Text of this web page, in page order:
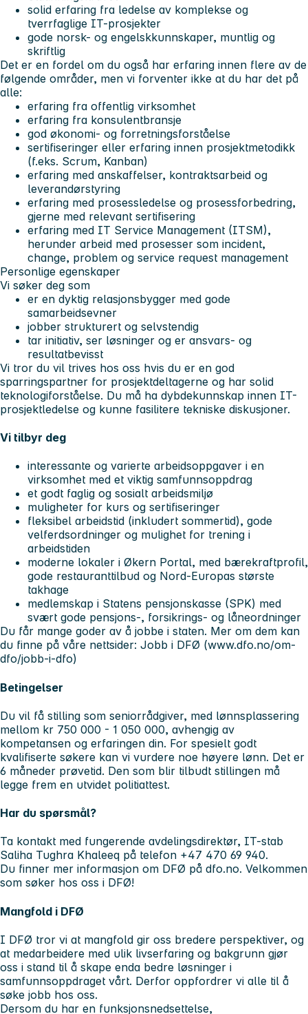
solid erfaring fra ledelse av komplekse og
tverrfaglige IT-prosjekter
gode norsk- og engelskkunnskaper, muntlig og
skriftlig
Det er en fordel om du også har erfaring innen flere av de
følgende områder, men vi forventer ikke at du har det på
alle:
erfaring fra offentlig virksomhet
erfaring fra konsulentbransje
god økonomi- og forretningsforståelse
sertifiseringer eller erfaring innen prosjektmetodikk
(f.eks. Scrum, Kanban)
erfaring med anskaffelser, kontraktsarbeid og
leverandørstyring
erfaring med prosessledelse og prosessforbedring,
gjerne med relevant sertifisering
erfaring med IT Service Management (ITSM),
herunder arbeid med prosesser som incident,
change, problem og service request management
Personlige egenskaper
Vi søker deg som
er en dyktig relasjonsbygger med gode
samarbeidsevner
jobber strukturert og selvstendig
tar initiativ, ser løsninger og er ansvars- og
resultatbevisst
Vi tror du vil trives hos oss hvis du er en god
sparringspartner for prosjektdeltagerne og har solid
teknologiforståelse. Du må ha dybdekunnskap innen IT-
prosjektledelse og kunne fasilitere tekniske diskusjoner.
Vi tilbyr deg
interessante og varierte arbeidsoppgaver i en
virksomhet med et viktig samfunnsoppdrag
et godt faglig og sosialt arbeidsmiljø
muligheter for kurs og sertifiseringer
fleksibel arbeidstid (inkludert sommertid), gode
velferdsordninger og mulighet for trening i
arbeidstiden
moderne lokaler i Økern Portal, med bærekraftprofil,
gode restauranttilbud og Nord-Europas største
takhage
medlemskap i Statens pensjonskasse (SPK) med
svært gode pensjons-, forsikrings- og låneordninger
Du får mange goder av å jobbe i staten. Mer om dem kan
du finne på våre nettsider: Jobb i DFØ (www.dfo.no/om-
dfo/jobb-i-dfo)
Betingelser
Du vil få stilling som seniorrådgiver, med lønnsplassering
mellom kr 750 000 - 1 050 000, avhengig av
kompetansen og erfaringen din. For spesielt godt
kvalifiserte søkere kan vi vurdere noe høyere lønn. Det er
6 måneder prøvetid. Den som blir tilbudt stillingen må
legge frem en utvidet politiattest.
Har du spørsmål?
Ta kontakt med fungerende avdelingsdirektør, IT-stab
Saliha Tughra Khaleeq på telefon +47 470 69 940.
Du finner mer informasjon om DFØ på dfo.no. Velkommen
som søker hos oss i DFØ!
Mangfold i DFØ
I DFØ tror vi at mangfold gir oss bredere perspektiver, og
at medarbeidere med ulik livserfaring og bakgrunn gjør
oss i stand til å skape enda bedre løsninger i
samfunnsoppdraget vårt. Derfor oppfordrer vi alle til å
søke jobb hos oss.
Dersom du har en funksjonsnedsettelse,